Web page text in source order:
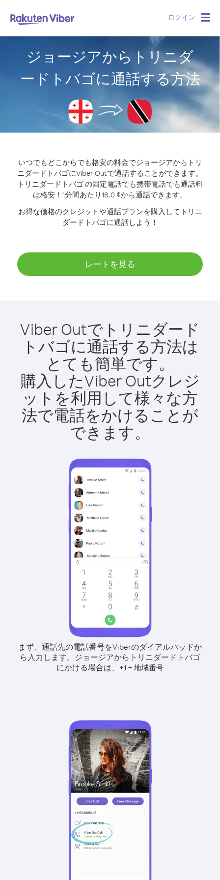
ログイン
ジョージアからトリニダ
ードトバゴに通話する方法
いつでもどこからでも格安の料金でジョージアからトリ
ニダードトバゴにViber Outで通話することができます。
トリニダードトバゴ の固定電話でも携帯電話でも通話料
は格安！1分間あたり18.0 ¢から通話できます。
お得な価格のクレジットや通話プランを購入してトリニ
ダードトバゴに通話しよう！
レートを見る
Viber Outでトリニダード
トバゴに通話する方法は
とても簡単です。
購入したViber Outクレジ
ットを利用して様々な方
法で電話をかけることが
できます。
まず、通話先の電話番号をViberのダイアルパッドか
ら入力します。 ジョージアからトリニダードトバゴ
にかける場合は、 +1 + 地域番号